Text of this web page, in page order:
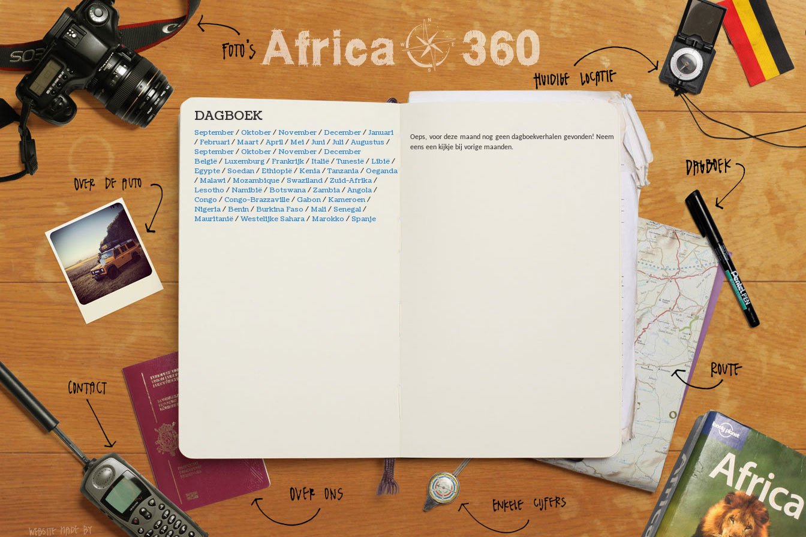
Overslaan en naar de algemene inhoud gaan
DAGBOEK
September/Oktober/November/December/Januari
/Februari/Maart/April/Mei/Juni/Juli/Augustus /
September/Oktober/November/December
België/Luxemburg/Frankrijk/Italië/Tunesië/Libië/
Egypte/Soedan/Ethiopië/Kenia/Tanzania/Oeganda
/Malawi/Mozambique/Swaziland/Zuid-Afrika/
Lesotho /Namibië/Botswana/Zambia/Angola/
Congo /Congo-Brazzaville/Gabon/Kameroen/
Nigeria/Benin/Burkina Faso /Mali/Senegal/
Mauritanië/Westelijke Sahara/Marokko /Spanje
Oeps, voor deze maand nog geen dagboekverhalen gevonden! Neem
eens een kijkje bij vorige maanden.